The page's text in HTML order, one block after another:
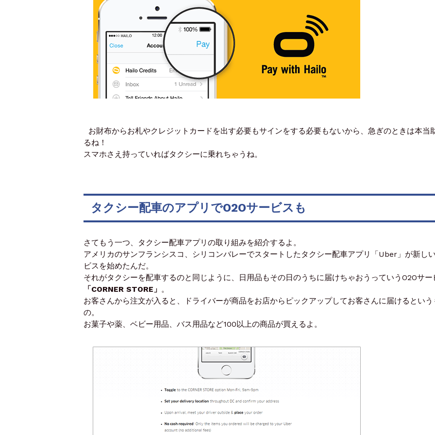
お財布からお札やクレジットカードを出す必要もサインをする必要もないから、急ぎのときは本当
るね！
スマホさえ持っていればタクシーに乗れちゃうね。
タクシー配車のアプリでO2Oサービスも
さてもう一つ、タクシー配車アプリの取り組みを紹介するよ。
アメリカのサンフランシスコ、シリコンバレーでスタートしたタクシー配車アプリ「Uber」が新し
ビスを始めたんだ。
それがタクシーを配車するのと同じように、日用品もその日のうちに届けちゃおうっていうO2Oサー
「CORNER STORE」 。
お客さんから注文が入ると、ドライバーが商品をお店からピックアップしてお客さんに届けるという
の。
お菓子や薬、ベビー用品、バス用品など100以上の商品が買えるよ。